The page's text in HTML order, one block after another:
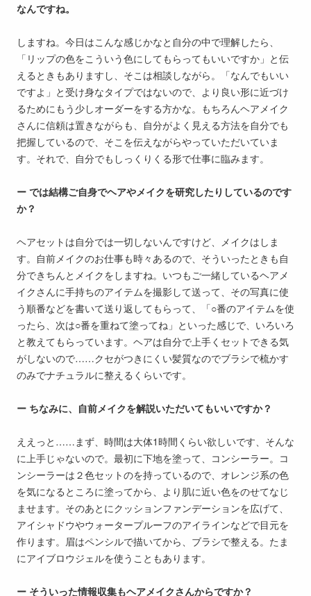
なんですね。
しますね。今日はこんな感じかなと自分の中で理解したら、
「リップの色をこういう色にしてもらってもいいですか」と伝
えるときもありますし、そこは相談しながら。「なんでもいい
ですよ」と受け身なタイプではないので、より良い形に近づけ
るためにもう少しオーダーをする方かな。もちろんヘアメイク
さんに信頼は置きながらも、自分がよく見える方法を自分でも
把握しているので、そこを伝えながらやっていただいていま
す。それで、自分でもしっくりくる形で仕事に臨みます。
ー では結構ご自身でヘアやメイクを研究したりしているのです
か？
ヘアセットは自分では一切しないんですけど、メイクはしま
す。自前メイクのお仕事も時々あるので、そういったときも自
分できちんとメイクをしますね。いつもご一緒しているヘアメ
イクさんに手持ちのアイテムを撮影して送って、その写真に使
う順番などを書いて送り返してもらって、「○番のアイテムを使
ったら、次は○番を重ねて塗ってね」といった感じで、いろいろ
と教えてもらっています。ヘアは自分で上手くセットできる気
がしないので……クセがつきにくい髪質なのでブラシで梳かす
のみでナチュラルに整えるくらいです。
ー ちなみに、自前メイクを解説いただいてもいいですか？
ええっと……まず、時間は大体1時間くらい欲しいです、そんな
に上手じゃないので。最初に下地を塗って、コンシーラー。コ
ンシーラーは２色セットのを持っているので、オレンジ系の色
を気になるところに塗ってから、より肌に近い色をのせてなじ
ませます。そのあとにクッションファンデーションを広げて、
アイシャドウやウォータープルーフのアイラインなどで目元を
作ります。眉はペンシルで描いてから、ブラシで整える。たま
にアイブロウジェルを使うこともあります。
ー そういった情報収集もヘアメイクさんからですか？